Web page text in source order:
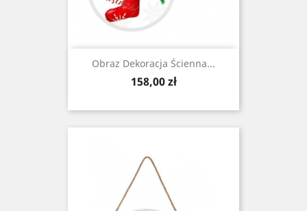
Obraz Dekoracja Ścienna...
Cena
158,00 zł